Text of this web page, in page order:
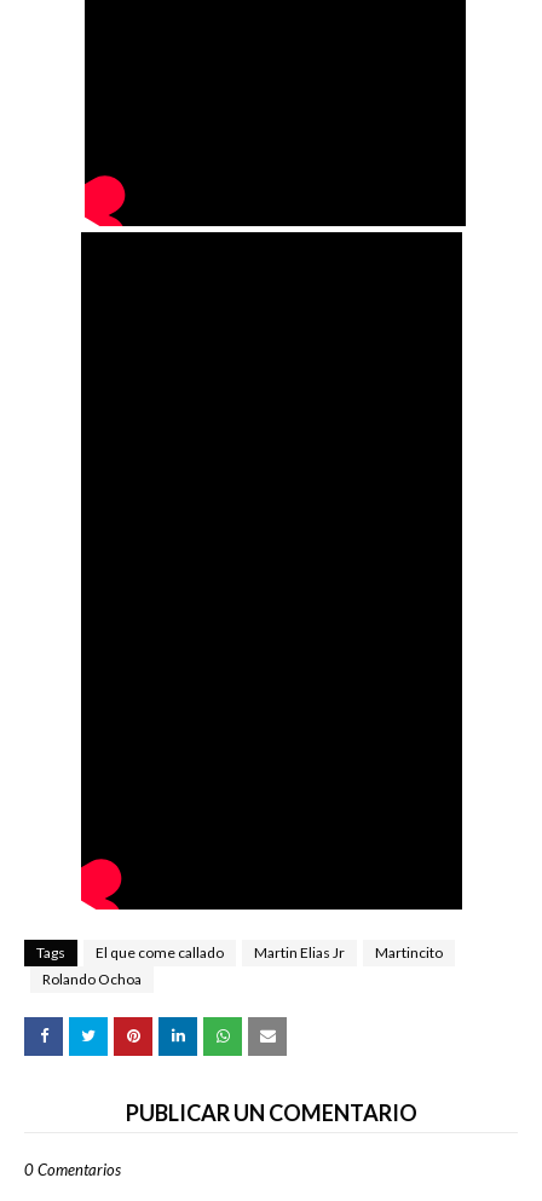
Tags El que come callado Martin Elias Jr
Martincito
Rolando Ochoa
PUBLICAR UN COMENTARIO
0 Comentarios